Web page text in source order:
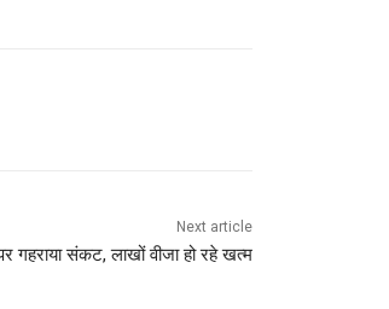
Next article
गहराया संकट, लाखों वीजा हो रहे खत्म